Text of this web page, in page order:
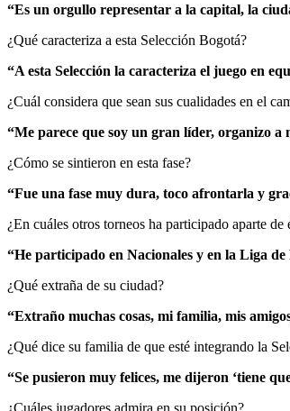
“Es un orgullo representar a la capital, la
¿Qué caracteriza a esta Selección Bogotá?
“A esta Selección la caracteriza el juego en
¿Cuál considera que sean sus cualidades en el
“Me parece que soy un gran líder, organizo a
¿Cómo se sintieron en esta fase?
“Fue una fase muy dura, toco afrontarla y
¿En cuáles otros torneos ha participado aparte de
“He participado en Nacionales y en la Liga
¿Qué extraña de su ciudad?
“Extraño muchas cosas, mi familia, mis
¿Qué dice su familia de que esté integrando la
“Se pusieron muy felices, me dijeron ‘tiene
¿Cuáles jugadores admira en su posición?